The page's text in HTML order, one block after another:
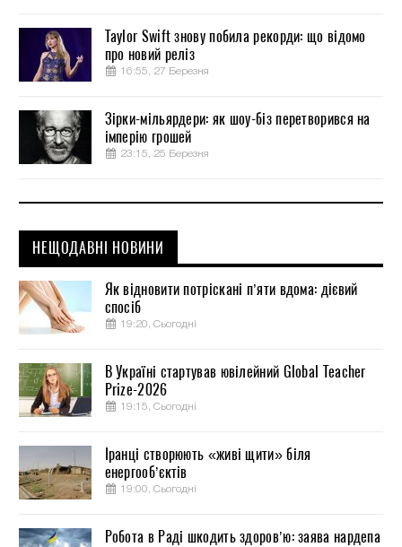
Taylor Swift знову побила рекорди: що відомо
про новий реліз
16:55, 27 Березня
Зірки-мільярдери: як шоу-біз перетворився на
імперію грошей
23:15, 25 Березня
НЕЩОДАВНІ НОВИНИ
Як відновити потріскані п’яти вдома: дієвий
спосіб
19:20, Сьогодні
В Україні стартував ювілейний Global Teacher
Prize-2026
19:15, Сьогодні
Іранці створюють «живі щити» біля
енергооб’єктів
19:00, Сьогодні
Робота в Раді шкодить здоров’ю: заява нардепа